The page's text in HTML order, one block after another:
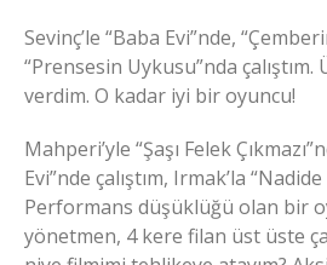
Sevinç’le “Baba Evi”nde,
“Prensesin Uykusu”nda
verdim. O kadar iyi bir oyuncu!
Mahperi’yle “Şaşı Felek
Evi”nde çalıştım, Irmak’la
Performans düşüklüğü olan bir
yönetmen, 4 kere filan üst üste